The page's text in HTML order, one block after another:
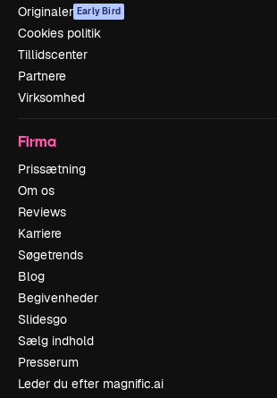
Originaler Early Bird
Cookies politik
Tillidscenter
Partnere
Virksomhed
Firma
Prissætning
Om os
Reviews
Karriere
Søgetrends
Blog
Begivenheder
Slidesgo
Sælg indhold
Presserum
Leder du efter magnific.ai